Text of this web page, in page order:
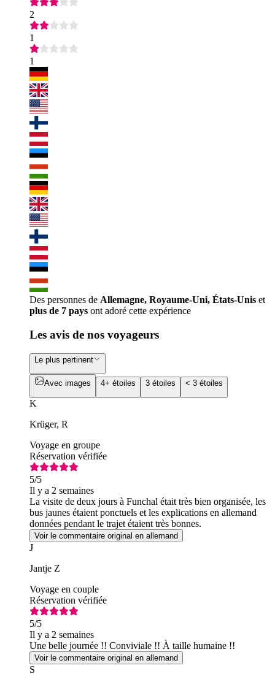
2
1
1
Des personnes de Allemagne, Royaume-Uni, États-Unis et
plus de 7 pays ont adoré cette expérience
Les avis de nos voyageurs
Le plus pertinent
Avec images 4+ étoiles 3 étoiles < 3 étoiles
K
Krüger, R
Voyage en groupe
Réservation vérifiée
5/5
Il y a 2 semaines
La visite de deux jours à Funchal était très bien organisée, les
bus jaunes étaient ponctuels et les explications en allemand
données pendant le trajet étaient très bonnes.
Voir le commentaire original en allemand
J
Jantje Z
Voyage en couple
Réservation vérifiée
5/5
Il y a 2 semaines
Une belle journée !! Conviviale !! À taille humaine !!
Voir le commentaire original en allemand
S